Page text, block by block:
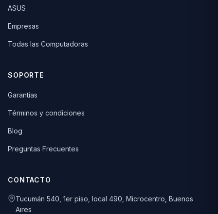
ASUS
Empresas
Todas las Computadoras
SOPORTE
Garantías
Términos y condiciones
Blog
Preguntas Frecuentes
CONTACTO
Tucumán 540, 1er piso, local 490, Microcentro, Buenos
Aires